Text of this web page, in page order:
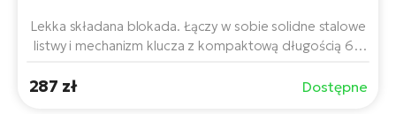
Lekka składana blokada. Łączy w sobie solidne stalowe
listwy i mechanizm klucza z kompaktową długością 60
elektrycznego. Poręczny uchwyt SR ułatwia montaż na
287 zł Dostępne